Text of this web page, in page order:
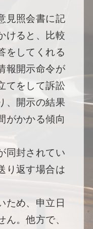
見照会書に記
けると、比較
をしてくれる
報開示命令が
てをして訴訟
、開示の結果
がかかる傾向
同封されてい
り返す場合は
ため、申立日
ん。他方で、